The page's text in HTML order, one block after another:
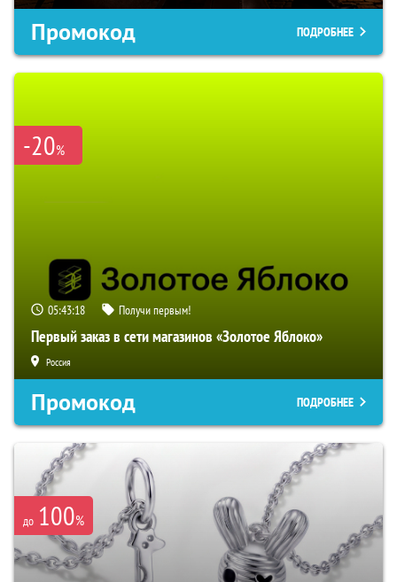
Промокод ПОДРОБНЕЕ
-20%
05:43:17 Получи первым!
Первый заказ в сети магазинов «Золотое Яблоко»
Россия
Промокод ПОДРОБНЕЕ
до 100%